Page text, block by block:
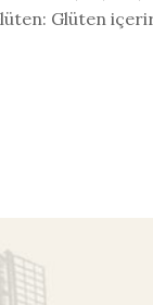
Glüten